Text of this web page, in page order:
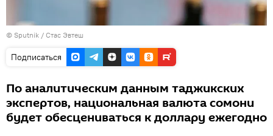
© Sputnik / Стас Эвтеш
Подписаться
По аналитическим данным таджикских
экспертов, национальная валюта сомони
будет обесцениваться к доллару ежегодно